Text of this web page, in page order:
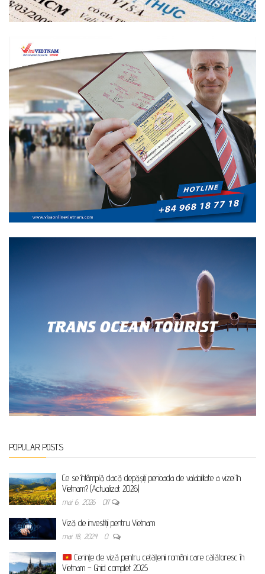
POPULAR POSTS
Ce se întâmplă dacă depășiți perioada de valabilitate a vizei în
Vietnam? (Actualizat 2026)
mai 6, 2026 Off
Viză de investiții pentru Vietnam
mai 18, 2024 0
Cerințe de viză pentru cetățenii români care călătoresc în
Vietnam – Ghid complet 2025